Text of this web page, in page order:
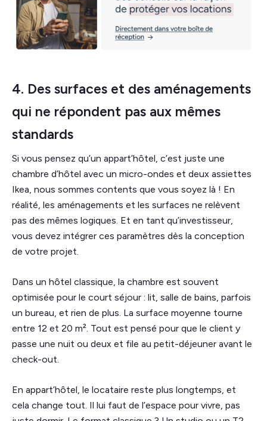
4. Des surfaces et des aménagements
qui ne répondent pas aux mêmes
standards
Si vous pensez qu’un appart’hôtel, c’est juste une
chambre d’hôtel avec un micro-ondes et deux assiettes
Ikea, nous sommes contents que vous soyez là ! En
réalité, les aménagements et les surfaces ne relèvent
pas des mêmes logiques. Et en tant qu’investisseur,
vous devez intégrer ces paramètres dès la conception
de votre projet.
Dans un hôtel classique, la chambre est souvent
optimisée pour le court séjour : lit, salle de bains, parfois
un bureau, et rien de plus. La surface moyenne tourne
entre 12 et 20 m². Tout est pensé pour que le client y
passe une nuit ou deux et file au petit-déjeuner avant le
check-out.
En appart’hôtel, le locataire reste plus longtemps, et
cela change tout. Il lui faut de l’espace pour vivre, pas